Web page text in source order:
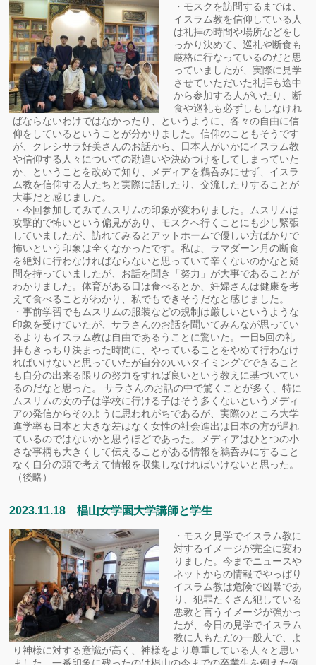
・モスクを訪問するまでは、
イスラム教を信仰している人
は礼拝の時間や場所などをし
っかり決めて、巡礼や断食も
厳格に行なっているのだと思
っていましたが、実際に見学
させていただいた礼拝も途中
から参加する人がいたり、断
食や巡礼も必ずしもしなけれ
ばならないわけではなかったり、というように、各々の自由に信
仰をしているということが分かりました。信仰のこともそうです
が、クレシサラ好美さんのお話から、日本人がいかにイスラム教
や信仰する人々についての勘違いや決めつけをしてしまっていた
か、ということを改めて知り、メディアを鵜呑みにせず、イスラ
ム教を信仰する人たちと実際に話したり、交流したりすることが
大事だと感じました。
・今回参加してみてムスリムの印象が変わりました。ムスリムは
攻撃的で怖いという偏見があり、モスクへ行くことにも少し緊張
していましたが、訪れてみるとアットホームで優しい方ばかりで
怖いという印象は全くなかったです。私は、ラマダーン月の断食
を絶対に行わなければならないと思っていて辛くないのかなと疑
問を持っていましたが、お話を聞き「努力」が大事であることが
わかりました。体育がある日は食べるとか、妊婦さんは健康を考
えて食べることがわかり、私でもできそうだなと感じました。
・事前学習でもムスリムの服装などの規制は厳しいというような
印象を受けていたが、サラさんのお話を聞いてみんなが思ってい
るよりもイスラム教は自由であるうことに驚いた。一日5回の礼
拝もきっちり決まった時間に、やっていることをやめて行わなけ
ればいけないと思っていたが自分のいいタイミングでできること
も自分の出来る限りの努力をすれば良いという教えに基づいてい
るのだなと思った。 サラさんのお話の中で驚くことが多く、特に
ムスリムの女の子は学校に行ける子はそう多くないというメディ
アの発信からそのように思われがちであるが、実際のところ大学
進学率も日本と大きな差はなく女性の社会進出は日本の方が遅れ
ているのではないかと思うほどであった。メディアはひとつの小
さな事柄も大きくして伝えることがある情報を鵜呑みにすること
なく自分の頭で考えて情報を収集しなければいけないと思った。
（後略）
2023.11.18 椙山女学園大学講師と学生
・モスク見学でイスラム教に
対するイメージが完全に変わ
りました。今までニュースや
ネットからの情報でやっぱり
イスラム教は危険で凶暴であ
り、犯罪たくさん犯している
悪教と言うイメージが強かっ
たが、今日の見学でイスラム
教に人もただの一般人で、よ
り神様に対する意識が高く、神様をより尊重している人々と思い